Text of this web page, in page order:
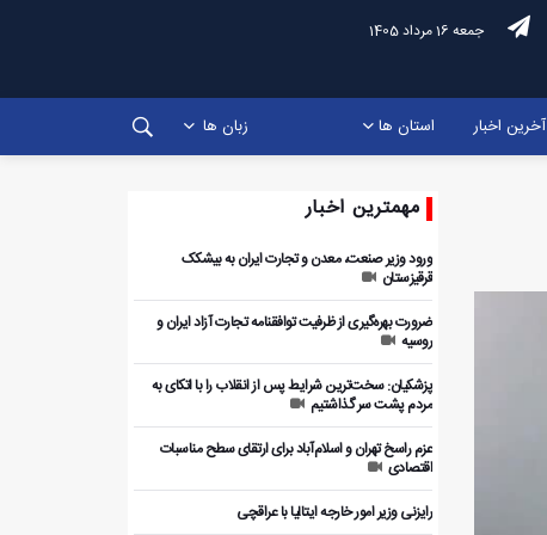
جمعه 16 مرداد 1405
آخرین اخبار استان ها زبان ها
مهمترین اخبار
ورود وزیر صنعت، معدن و تجارت ایران به بیشکک
قرقیزستان
ضرورت بهره‌گیری از ظرفیت توافقنامه تجارت آزاد ایران و
روسیه
پزشکیان: سخت‌ترین شرایط پس از انقلاب را با اتکای به
مردم پشت سر گذاشتیم
عزم راسخ تهران و اسلام‌آباد برای ارتقای سطح مناسبات
اقتصادی
رایزنی وزیر امور خارجه ایتالیا با عراقچی